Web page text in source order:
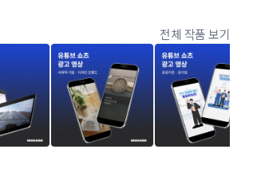
전체 작품 보기